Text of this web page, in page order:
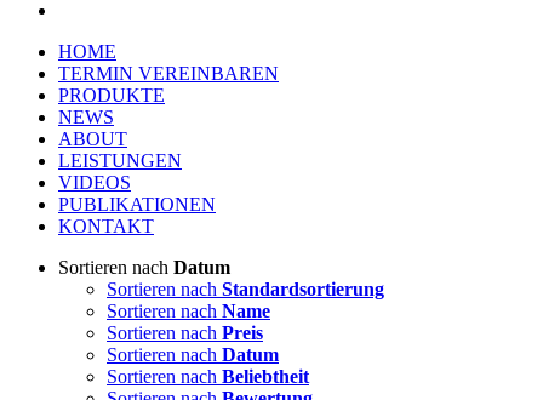
HOME
TERMIN VEREINBAREN
PRODUKTE
NEWS
ABOUT
LEISTUNGEN
VIDEOS
PUBLIKATIONEN
KONTAKT
Sortieren nach Datum
Sortieren nach Standardsortierung
Sortieren nach Name
Sortieren nach Preis
Sortieren nach Datum
Sortieren nach Beliebtheit